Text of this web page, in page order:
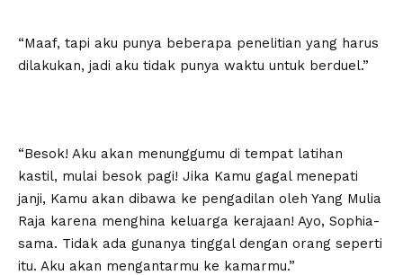
“Maaf, tapi aku punya beberapa penelitian yang harus
dilakukan, jadi aku tidak punya waktu untuk berduel.”
“Besok! Aku akan menunggumu di tempat latihan
kastil, mulai besok pagi! Jika Kamu gagal menepati
janji, Kamu akan dibawa ke pengadilan oleh Yang Mulia
Raja karena menghina keluarga kerajaan! Ayo, Sophia-
sama. Tidak ada gunanya tinggal dengan orang seperti
itu. Aku akan mengantarmu ke kamarmu.”